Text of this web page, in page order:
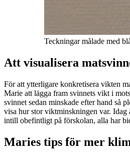
Teckningar målade med
Att visualisera
För att ytterligare konkretisera vikten
Marie att lägga fram svinnets vikt i
svinnet sedan minskade efter hand så
visa hur stor viktminskningen var.
intill obefintligt på förskolan, alla har
Maries tips för mer